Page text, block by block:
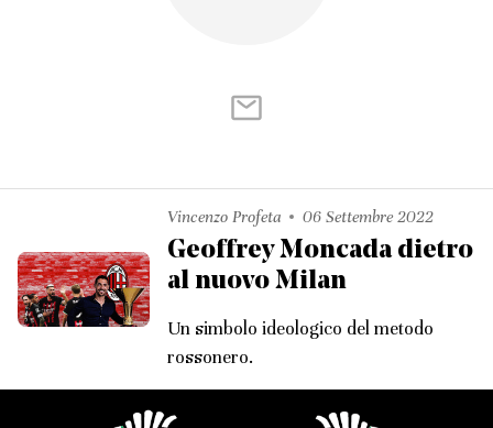
Vincenzo Profeta 06 Settembre 2022
Geoffrey Moncada dietro
al nuovo Milan
Un simbolo ideologico del metodo
rossonero.